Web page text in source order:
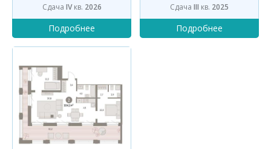
Сдача IVкв. 2026 Сдача III кв. 2025